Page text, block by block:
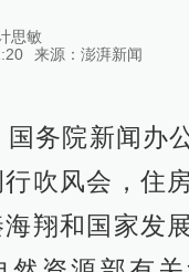
思敏
来源： 澎湃新闻
国务院新闻办
行吹风会，住
翔和国家发